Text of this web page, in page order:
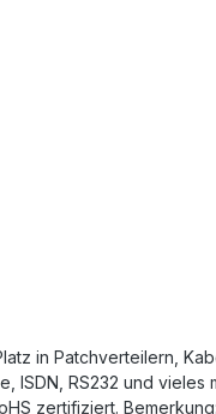
in Patchverteilern,
RS232 und vieles
zertifiziert.